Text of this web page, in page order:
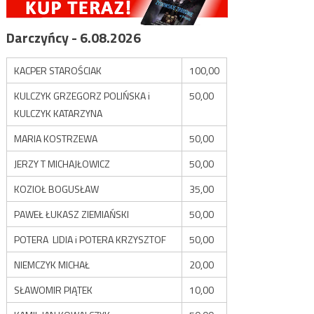
Darczyńcy - 6.08.2026
KACPER STAROŚCIAK
100,00
KULCZYK GRZEGORZ POLIŃSKA i
KULCZYK KATARZYNA
50,00
MARIA KOSTRZEWA
50,00
JERZY T MICHAJŁOWICZ
50,00
KOZIOŁ BOGUSŁAW
35,00
PAWEŁ ŁUKASZ ZIEMIAŃSKI
50,00
POTERA LIDIA i POTERA KRZYSZTOF
50,00
NIEMCZYK MICHAŁ
20,00
SŁAWOMIR PIĄTEK
10,00